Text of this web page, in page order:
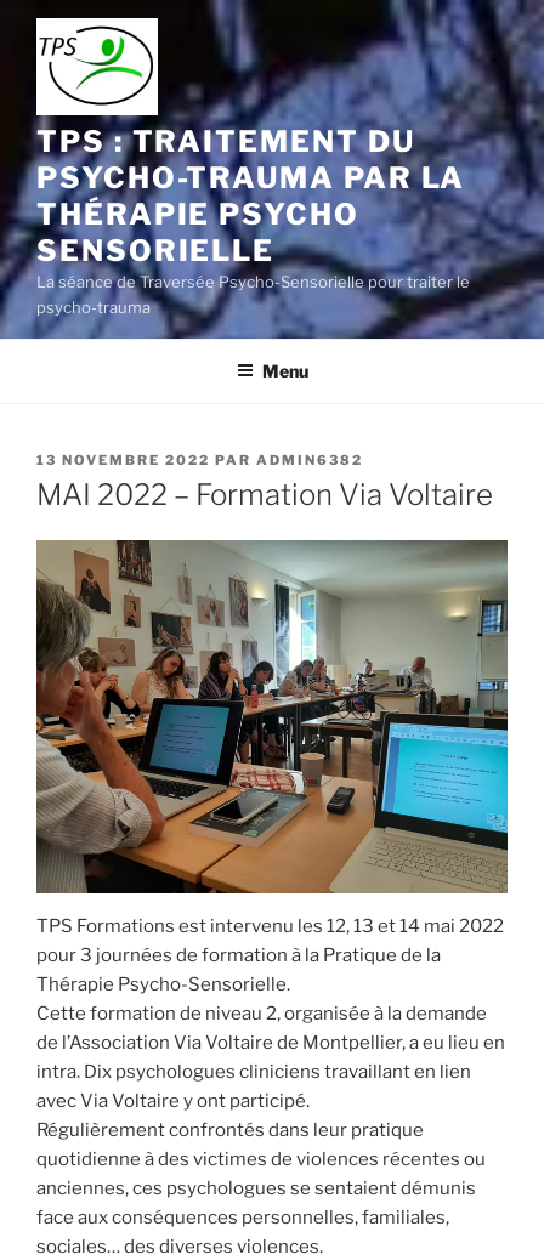
Aller
contenu
principal
TPS : TRAITEMENT DU
PSYCHO-TRAUMA PAR LA
THÉRAPIE PSYCHO
SENSORIELLE
La séance de Traversée Psycho-Sensorielle pour traiter le
psycho-trauma
Menu
PUBLIÉ
LE
13 NOVEMBRE 2022 PAR ADMIN6382
MAI 2022 – Formation Via Voltaire
TPS Formations est intervenu les 12, 13 et 14 mai 2022
pour 3 journées de formation à la Pratique de la
Thérapie Psycho-Sensorielle.
Cette formation de niveau 2, organisée à la demande
de l’Association Via Voltaire de Montpellier, a eu lieu en
intra. Dix psychologues cliniciens travaillant en lien
avec Via Voltaire y ont participé.
Régulièrement confrontés dans leur pratique
quotidienne à des victimes de violences récentes ou
anciennes, ces psychologues se sentaient démunis
face aux conséquences personnelles, familiales,
sociales… des diverses violences.